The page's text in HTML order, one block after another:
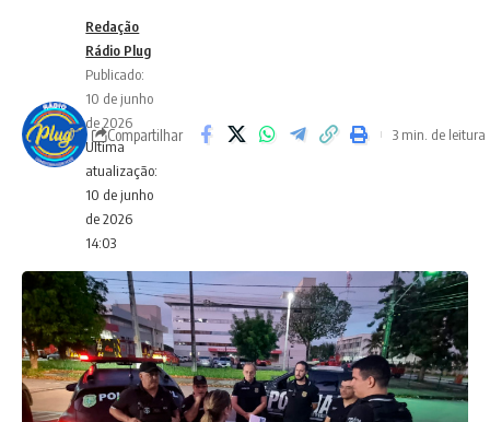
Ultima
atualização:
10 de junho
de 2026
14:03
Redação
Rádio Plug
Publicado:
10 de junho
de 2026
Compartilhar 3 min. de leitura